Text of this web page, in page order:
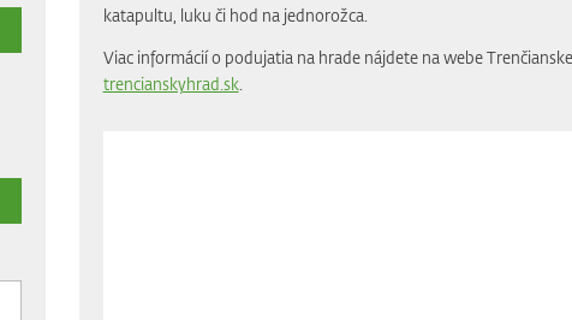
katapultu, luku či hod na jednorožca.
Viac informácií o podujatia na hrade nájdete na webe
trencianskyhrad.sk.